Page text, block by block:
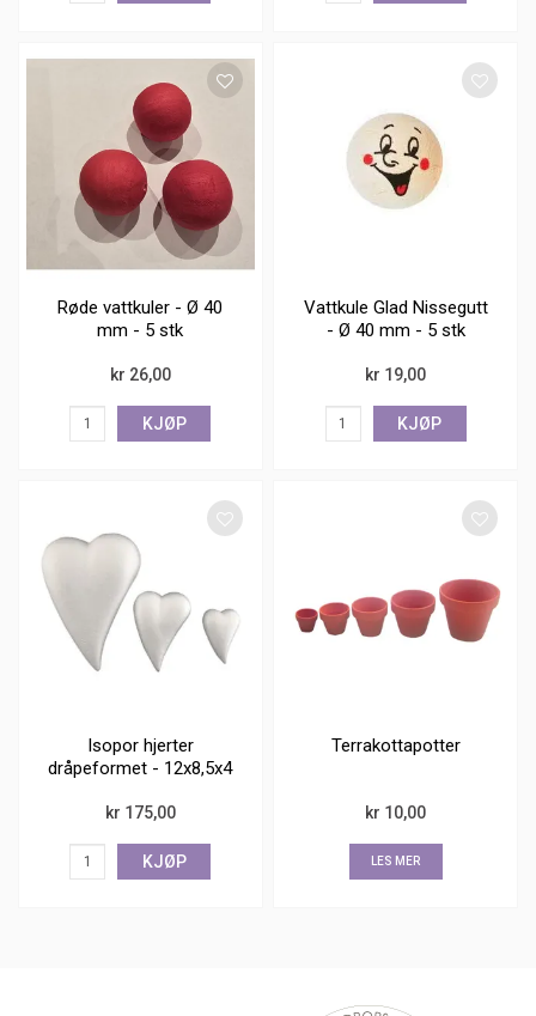
Røde vattkuler - Ø 40
mm - 5 stk
kr 26,00
KJØP
Vattkule Glad Nissegutt
- Ø 40 mm - 5 stk
kr 19,00
KJØP
Isopor hjerter
dråpeformet - 12x8,5x4
kr 175,00
KJØP
Terrakottapotter
kr 10,00
LES MER